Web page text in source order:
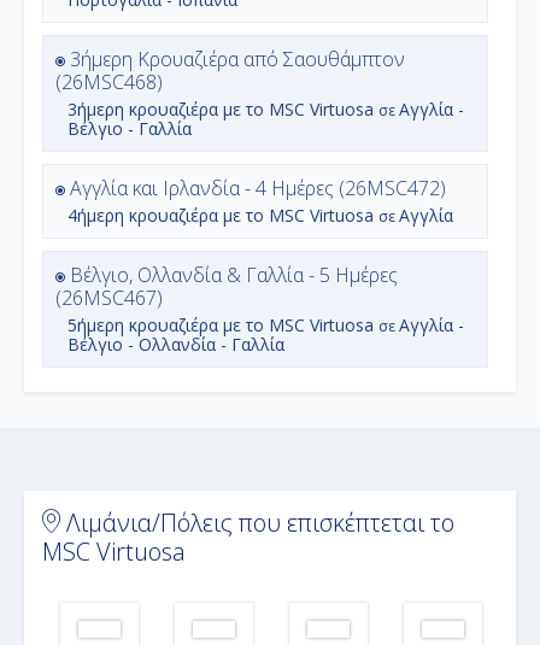
3ήμερη Κρουαζιέρα από Σαουθάμπτον
(26MSC468)
3ήμερη κρουαζιέρα με το MSC Virtuosa σεΑγγλία -
Βέλγιο - Γαλλία
Αγγλία και Ιρλανδία - 4 Ημέρες (26MSC472)
4ήμερη κρουαζιέρα με το MSC Virtuosa σεΑγγλία
Βέλγιο, Ολλανδία & Γαλλία - 5 Ημέρες
(26MSC467)
5ήμερη κρουαζιέρα με το MSC Virtuosa σεΑγγλία -
Βέλγιο - Ολλανδία - Γαλλία
Ιβηρική Χερσόνησος & Κανάρια Νησιά - Από
Σαουθάμπτον (26MSC460)
Λιμάνια/Πόλεις που επισκέπτεται το
MSC Virtuosa